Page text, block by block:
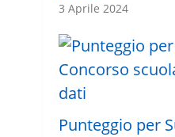
3 Aprile 2024
Punteggio per